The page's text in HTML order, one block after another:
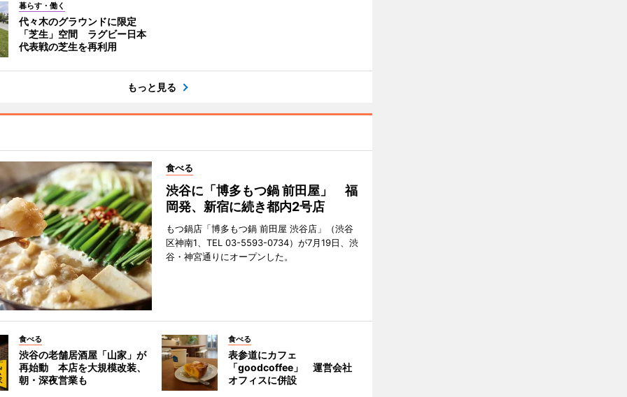
暮らす・働く
代々木のグラウンドに限定
「芝生」空間 ラグビー日本
代表戦の芝生を再利用
もっと見る
食べる
渋谷に「博多もつ鍋 前田屋」 福
岡発、新宿に続き都内2号店
もつ鍋店「博多もつ鍋 前田屋 渋谷店」（渋谷
区神南1、TEL 03-5593-0734）が7月19日、渋
谷・神宮通りにオープンした。
食べる
渋谷の老舗居酒屋「山家」が
再始動 本店を大規模改装、
朝・深夜営業も
食べる
表参道にカフェ
「goodcoffee」 運営会社
オフィスに併設